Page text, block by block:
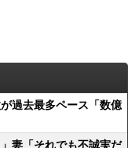
過去最多ペース「数億
妻「それでも不誠実だ